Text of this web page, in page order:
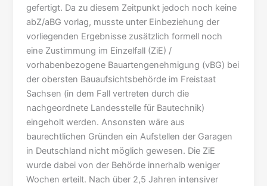
gefertigt. Da zu diesem Zeitpunkt jedoch noch keine
abZ/aBG vorlag, musste unter Einbeziehung der
vorliegenden Ergebnisse zusätzlich formell noch
eine Zustimmung im Einzelfall (ZiE) /
vorhabenbezogene Bauartengenehmigung (vBG) bei
der obersten Bauaufsichtsbehörde im Freistaat
Sachsen (in dem Fall vertreten durch die
nachgeordnete Landesstelle für Bautechnik)
eingeholt werden. Ansonsten wäre aus
baurechtlichen Gründen ein Aufstellen der Garagen
in Deutschland nicht möglich gewesen. Die ZiE
wurde dabei von der Behörde innerhalb weniger
Wochen erteilt. Nach über 2,5 Jahren intensiver